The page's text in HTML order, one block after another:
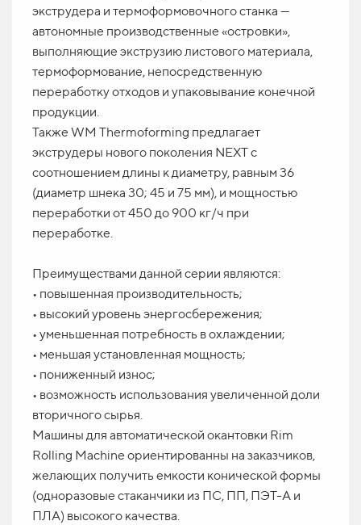
экструдера и термоформовочного станка —
автономные производственные «островки»,
выполняющие экструзию листового материала,
термоформование, непосредственную
переработку отходов и упаковывание конечной
продукции.
Также WM Thermoforming предлагает
экструдеры нового поколения NEXT с
соотношением длины к диаметру, равным 36
(диаметр шнека 30; 45 и 75 мм), и мощностью
переработки от 450 до 900 кг/ч при
переработке.
Преимуществами данной серии являются:
• повышенная производительность;
• высокий уровень энергосбережения;
• уменьшенная потребность в охлаждении;
• меньшая установленная мощность;
• пониженный износ;
• возможность использования увеличенной доли
вторичного сырья.
Машины для автоматической окантовки Rim
Rolling Machine ориентированны на заказчиков,
желающих получить емкости конической формы
(одноразовые стаканчики из ПС, ПП, ПЭТ-А и
ПЛА) высокого качества.